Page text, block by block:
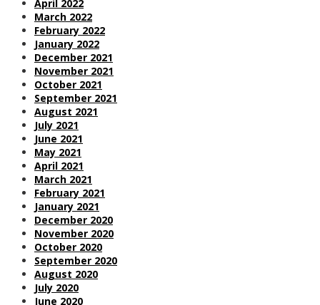
April 2022
March 2022
February 2022
January 2022
December 2021
November 2021
October 2021
September 2021
August 2021
July 2021
June 2021
May 2021
April 2021
March 2021
February 2021
January 2021
December 2020
November 2020
October 2020
September 2020
August 2020
July 2020
June 2020